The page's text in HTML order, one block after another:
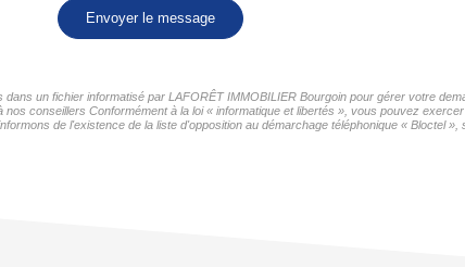
Envoyer le message
un fichier informatisé par LAFORÊT IMMOBILIER Bourgoin pour gérer votre
conseillers Conformément à la loi « informatique et libertés », vous pouvez
de l'existence de la liste d'opposition au démarchage téléphonique « Bloctel